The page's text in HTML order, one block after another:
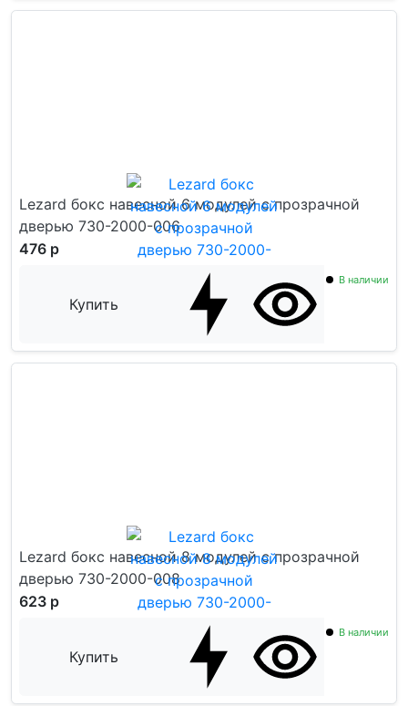
Lezard бокс навесной 6 модулей с прозрачной
дверью 730-2000-006
476 р
Купить
В наличии
Lezard бокс навесной 8 модулей с прозрачной
дверью 730-2000-008
623 р
Купить
В наличии